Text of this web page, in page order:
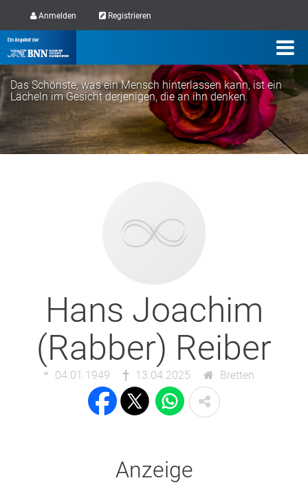
Anmelden Registrieren
Das Schönste, was ein Mensch hinterlassen kann, ist ein
Lächeln im Gesicht derjenigen, die an ihn denken.
Hans Joachim
(Rabber) Reiber
04.01.1949 13.04.2025 Bretten
Anzeige